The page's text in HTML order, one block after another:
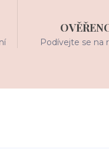
Podívejte se na